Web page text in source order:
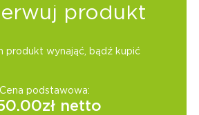
produkt
produkt wynająć, bądź kupić
Cena podstawowa:
zł netto